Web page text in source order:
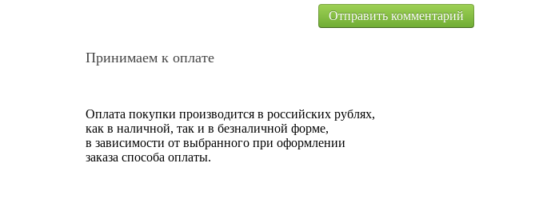
Принимаем к оплате
Оплата покупки производится в российских рублях,
как в наличной, так и в безналичной форме,
в зависимости от выбранного при оформлении
заказа способа оплаты.